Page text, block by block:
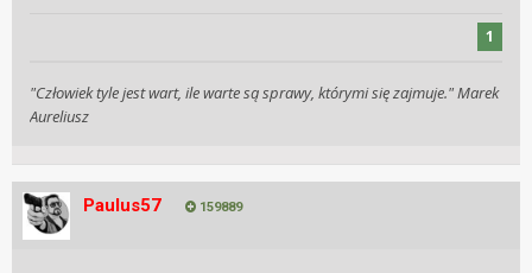
1
"Człowiek tyle jest wart, ile warte są sprawy, którymi się zajmuje." Marek
Aureliusz
Paulus57 159889